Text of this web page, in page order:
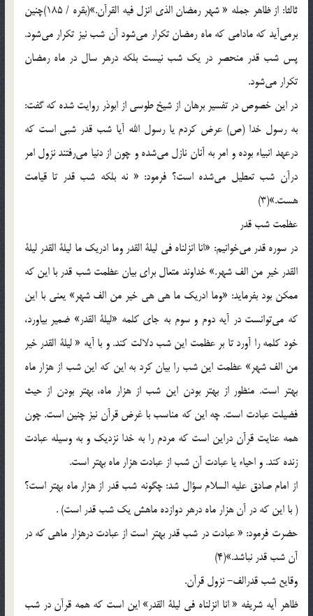
ثالثا: از ظاهر جمله « شهر رمضان الذى انزل فیه القرآن‌.»(بقره / 185)چنین
برمى‌آید كه مادامى كه ماه رمضان تكرار مى‌شود آن شب نیز تكرار مى‌شود.
پس شب قدر منحصر در یك شب نیست ‌بلكه درهر سال در ماه رمضان
تكرار مى‌شود.
در این خصوص در تفسیر برهان از شیخ طوسى از ابوذر روایت‌ شده كه گفت:
به رسول خدا (ص) عرض كردم یا رسول الله آیا شب قدر شبى است كه
درعهد انبیاء بوده و امر به آنان نازل مى‌شده و چون از دنیا مى‌رفتند نزول امر
درآن شب تعطیل مى‌شده است؟ فرمود: « نه بلكه شب قدر تا قیامت
هست.‌»(3)
عظمت‌ شب قدر
در سوره قدر مى‌خوانیم: «انا انزلناه فى لیلة القدر وما ادریك ما لیلة القدر لیلة
القدر خیر من الف شهر.» خداوند متعال براى بیان عظمت ‌شب قدر با این كه
ممكن بود بفرماید: «وما ادریك ما هى هى خیر من الف شهر» یعنى با این
كه مى‌توانست در آیه دوم و سوم به جاى كلمه «لیلة القدر» ضمیر بیاورد،
خود كلمه را آورد تا بر عظمت این شب دلالت كند. و با آیه « لیلة القدر خیر
من الف شهر» عظمت این شب را بیان كرد به این كه این شب از هزار ماه
بهتر است. منظور از بهتر بودن این شب از هزار ماه، بهتر بودن از حیث
فضیلت عبادت است. چه این كه مناسب با غرض قرآن نیز چنین است. چون
همه عنایت قرآن دراین است كه مردم را به خدا نزدیك و به وسیله عبادت
زنده كند. و احیاء یا عبادت آن شب از عبادت هزار ماه بهتر است.
از امام صادق علیه السلام سؤال شد: چگونه شب قدر از هزار ماه بهتر است؟
( با این كه در آن هزار ماه درهر دوازده ماهش یك شب قدر است) .
حضرت فرمود: « عبادت در شب قدر بهتر است از عبادت درهزار ماهى كه در
آن شب قدر نباشد.»(4)
وقایع شب قدرالف- نزول قرآن.
ظاهر آیه شریفه « انا انزلناه فى لیلة القدر» این است كه همه قرآن در شب